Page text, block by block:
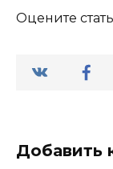
Оцените
Добавить